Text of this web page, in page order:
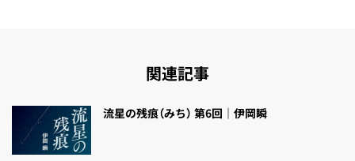
関連記事
流星の残痕（みち） 第6回｜伊岡瞬